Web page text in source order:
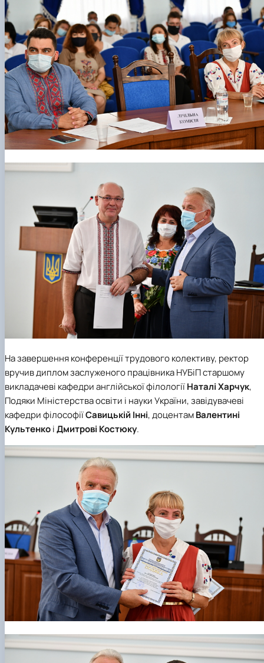
На завершення конференції трудового колективу, ректор
вручивдиплом заслуженого працівника НУБіПстаршому
викладачеві кафедри англійської філологіїНаталі Харчук,
Подяки Міністерства освіти і науки України, завідувачеві
кафедри філософіїСавицькій Інні, доцентамВалентині
КультенкоіДмитрові Костюку.